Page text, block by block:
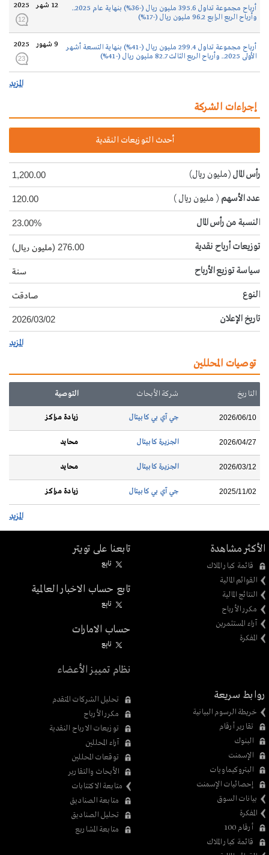
أرباح مجموعة تداول 395.6 مليون ريال (-36%) بنهاية عام 2025..
وأرباح الربع الرابع 96.2 مليون ريال (-17%)
12 شهر 2025
12
أرباح مجموعة تداول 299.4 مليون ريال (-41%) بنهاية التسعة أشهر
الأولى 2025.. وأرباح الربع الثالث 82.7 مليون ريال (-41%)
9 شهور 2025
23
المزيد
إجراءات الشركة
أحدث التوزيعات النقدية
رأس المال (مليون ريال) 1,200.00
عدد الأسهم ( مليون ريال ) 120.00
النسبة من رأس المال 23.00%
توزيعات أرباح نقدية 276.00 (مليون ريال)
سياسة توزيع الأرباح سنة
النوع صادقت
تاريخ الإعلان 2026/03/02
المزيد
توصيات المحللين
التاريخ شركة الأبحاث التوصية
2026/06/10 جي آي بي كابيتال زيادة مراكز
2026/04/27 الجزيرة كابيتال محايد
2026/03/12 الجزيرة كابيتال محايد
2025/11/02 جي آي بي كابيتال زيادة مراكز
المزيد
الأكثر مشاهدة
قائمة كبار الملاك
القوائم المالية
النتائج المالية
مكرر الأرباح
آراء المستثمرين
المفكرة
تابعنا على تويتر
تابِع
تابع حساب الاخبار العالمية
تابِع
حساب الامارات
تابِع
نظام تمييز الأعضاء
روابط سريعة
خريطة الرسوم البيانية
تقارير أرقام
البنوك
الإسمنت
البتروكيماويات
إحصائيات الإسمنت
بيانات السوق
المفكرة
أرقام 100
قائمة كبار الملاك
تحليل الشركات المتقدم
مكرر الأرباح
توزيعات الارباح النقدية
آراء المحللين
توقعات المحللين
الأبحاث والتقارير
متابعة الاكتتابات
متابعة الصناديق
تحليل الصناديق
متابعة المشاريع